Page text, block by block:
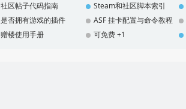
社区帖子代码指南 Steam和社区脚本索引
是否拥有游戏的插件 ASF 挂卡配置与命令教程
赠楼使用手册 可免费 +1